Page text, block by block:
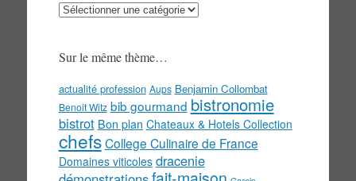
Au
Sur le même thème…
actualité profession Aups Benjamin Collombat
Benoit Witz bib gourmand bistronomie
bistrot Bon plan Chateaux & Hotels Collection
chefs College Culinaire de France
Domaines viticoles dracenie